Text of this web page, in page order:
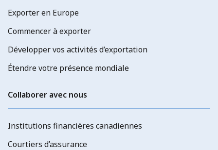
Exporter en Europe
Commencer à exporter
Développer vos activités d’exportation
Étendre votre présence mondiale
Collaborer avec nous
Institutions financières canadiennes
Courtiers d’assurance